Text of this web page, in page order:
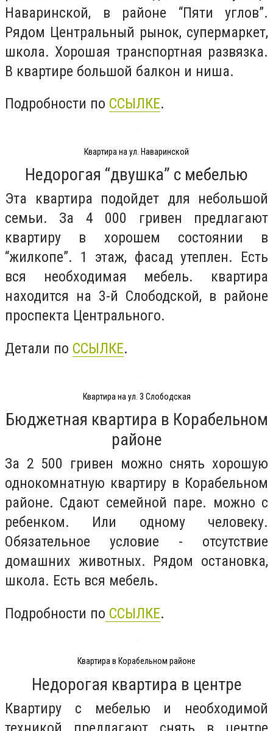
Наваринской, в районе “Пяти углов”.
Рядом Центральный рынок, супермаркет,
школа. Хорошая транспортная развязка.
В квартире большой балкон и ниша.
Подробности по ССЫЛКЕ.
Квартира на ул. Наваринской
Недорогая “двушка” с мебелью
Эта квартира подойдет для небольшой
семьи. За 4 000 гривен предлагают
квартиру в хорошем состоянии в
“жилкопе”. 1 этаж, фасад утеплен. Есть
вся необходимая мебель. квартира
находится на 3-й Слободской, в районе
проспекта Центрального.
Детали по ССЫЛКЕ.
Квартира на ул. 3 Слободская
Бюджетная квартира в Корабельном
районе
За 2 500 гривен можно снять хорошую
однокомнатную квартиру в Корабельном
районе. Сдают семейной паре. можно с
ребенком. Или одному человеку.
Обязательное условие - отсутствие
домашних животных. Рядом остановка,
школа. Есть вся мебель.
Подробности по ССЫЛКЕ.
Квартира в Корабельном районе
Недорогая квартира в центре
Квартиру с мебелью и необходимой